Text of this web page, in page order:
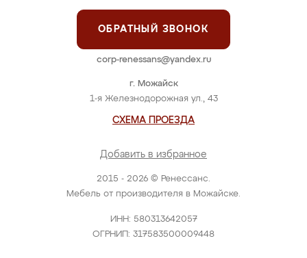
2015 - 2026 © Ренессанс.
Мебель от производителя в Можайске.
ИНН: 580313642057
ОГРНИП: 317583500009448
г. Можайск
1-я Железнодорожная ул., 43
СХЕМА ПРОЕЗДА
Добавить в избранное
ОБРАТНЫЙ ЗВОНОК
corp-renessans@yandex.ru